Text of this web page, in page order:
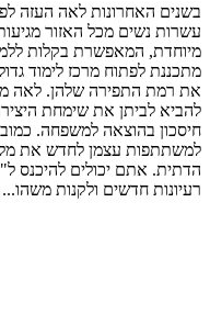
בשנים האחרונות לאה העזה
עשרות נשים מכל האזור
מיוחדת, המאפשרת בקלות
מתכננת לפתוח מרכז לימוד
את רמת התפירה שלהן. לאה
להביא לביתן את שימחת
חיסכון בהוצאה למשפחה.
למשתתפות עצמן לחדש את
הדתית. אתם יכולים להיכנס
רעיונות חדשים ולקנות משהו...